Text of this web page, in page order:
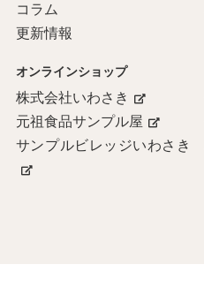
コラム
更新情報
オンラインショップ
株式会社いわさき
元祖食品サンプル屋
サンプルビレッジいわさき